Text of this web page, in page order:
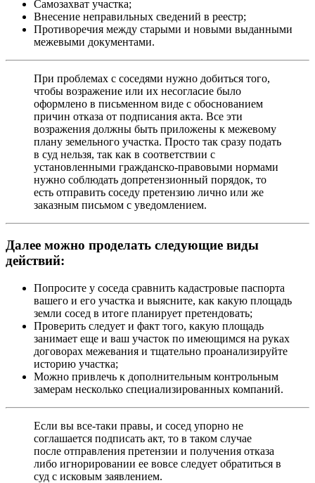
Самозахват участка;
Внесение неправильных сведений в реестр;
Противоречия между старыми и новыми выданными
межевыми документами.
При проблемах с соседями нужно добиться того,
чтобы возражение или их несогласие было
оформлено в письменном виде с обоснованием
причин отказа от подписания акта. Все эти
возражения должны быть приложены к межевому
плану земельного участка. Просто так сразу подать
в суд нельзя, так как в соответствии с
установленными гражданско-правовыми нормами
нужно соблюдать допретензионный порядок, то
есть отправить соседу претензию лично или же
заказным письмом с уведомлением.
Далее можно проделать следующие виды
действий:
Попросите у соседа сравнить кадастровые паспорта
вашего и его участка и выясните, как какую площадь
земли сосед в итоге планирует претендовать;
Проверить следует и факт того, какую площадь
занимает еще и ваш участок по имеющимся на руках
договорах межевания и тщательно проанализируйте
историю участка;
Можно привлечь к дополнительным контрольным
замерам несколько специализированных компаний.
Если вы все-таки правы, и сосед упорно не
соглашается подписать акт, то в таком случае
после отправления претензии и получения отказа
либо игнорировании ее вовсе следует обратиться в
суд с исковым заявлением.